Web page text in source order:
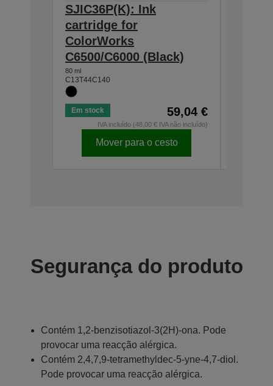
SJIC36P(K): Ink
cartridge for
ColorWorks
C6500/C6000 (Black)
80 ml
C13T44C140
Em stock 59,04 €
IVA incluído (48,00 € IVA não incluído)
Mover para o cesto
Segurança do produto
Contém 1,2-benzisotiazol-3(2H)-ona. Pode
provocar uma reacção alérgica.
Contém 2,4,7,9-tetramethyldec-5-yne-4,7-diol.
Pode provocar uma reacção alérgica.